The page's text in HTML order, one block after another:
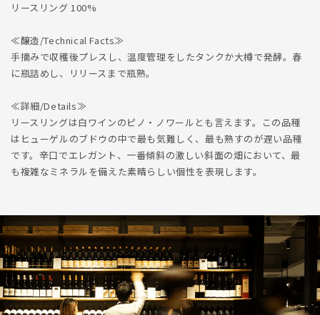
リースリング 100%
≪醸造/Technical Facts≫
手摘みで収穫後プレスし、温度管理をしたタンクか大樽で発酵。春
に瓶詰めし、リリースまで瓶熟。
≪詳細/Details≫
リースリングは白ワインのピノ・ノワールとも言えます。この品種
はヒューゲルのブドウの中で最も気難しく、最も熟すのが遅い品種
です。辛口でエレガント、一番傾斜の激しい斜面の畑において、最
も複雑なミネラルを備えた素晴らしい個性を表現します。